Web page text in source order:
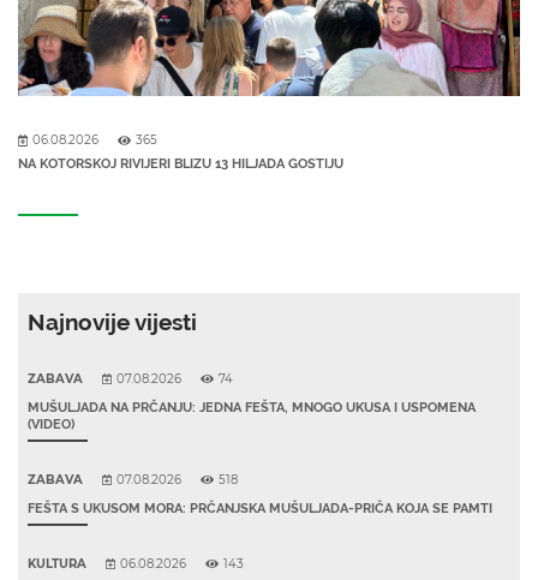
06.08.2026 365
NA KOTORSKOJ RIVIJERI BLIZU 13 HILJADA GOSTIJU
Najnovije vijesti
ZABAVA 07.08.2026 74
MUŠULJADA NA PRČANJU: JEDNA FEŠTA, MNOGO UKUSA I USPOMENA
(VIDEO)
ZABAVA 07.08.2026 518
FEŠTA S UKUSOM MORA: PRČANJSKA MUŠULJADA-PRIČA KOJA SE PAMTI
KULTURA 06.08.2026 143